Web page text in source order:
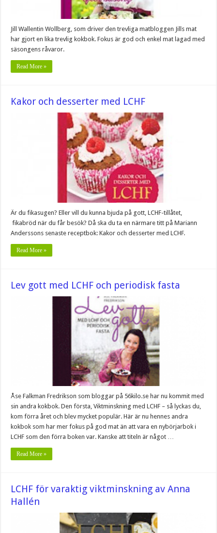
Jill Wallentin Wollberg, som driver den trevliga matbloggen Jills mat
har gjort en lika trevlig kokbok. Fokus är god och enkel mat lagad med
säsongens råvaror.
Read More »
Kakor och desserter med LCHF
Är du fikasugen? Eller vill du kunna bjuda på gott, LCHF-tillåtet,
fikabröd när du får besök? Då ska du ta en närmare titt på Mariann
Anderssons senaste receptbok: Kakor och desserter med LCHF.
Read More »
Lev gott med LCHF och periodisk fasta
Åse Falkman Fredrikson som bloggar på 56kilo.se har nu kommit med
sin andra kokbok. Den första, Viktminskning med LCHF – så lyckas du,
kom förra året och blev mycket populär. Här är nu hennes andra
kokbok som har mer fokus på god mat än att vara en nybörjarbok i
LCHF som den förra boken var. Kanske att titeln är något …
Read More »
LCHF för varaktig viktminskning av Anna
Hallén